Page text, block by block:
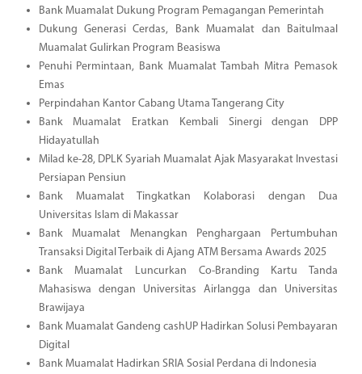
Bank Muamalat Dukung Program Pemagangan Pemerintah
Dukung Generasi Cerdas, Bank Muamalat dan Baitulmaal
Muamalat Gulirkan Program Beasiswa
Penuhi Permintaan, Bank Muamalat Tambah Mitra Pemasok
Emas
Perpindahan Kantor Cabang Utama Tangerang City
Bank Muamalat Eratkan Kembali Sinergi dengan DPP
Hidayatullah
Milad ke-28, DPLK Syariah Muamalat Ajak Masyarakat Investasi
Persiapan Pensiun
Bank Muamalat Tingkatkan Kolaborasi dengan Dua
Universitas Islam di Makassar
Bank Muamalat Menangkan Penghargaan Pertumbuhan
Transaksi Digital Terbaik di Ajang ATM Bersama Awards 2025
Bank Muamalat Luncurkan Co-Branding Kartu Tanda
Mahasiswa dengan Universitas Airlangga dan Universitas
Brawijaya
Bank Muamalat Gandeng cashUP Hadirkan Solusi Pembayaran
Digital
Bank Muamalat Hadirkan SRIA Sosial Perdana di Indonesia